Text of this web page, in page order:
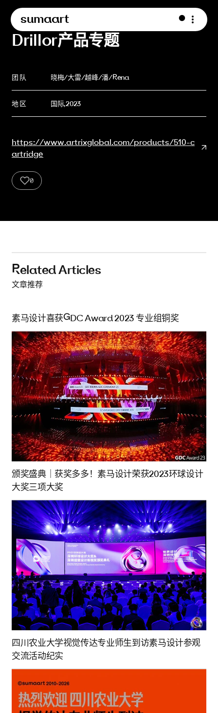
sumaart
Drillor产品专题
团 队 晓梅/大雷/越峰/潘/Rena
地 区 国际,2023
https://www.artrixglobal.com/products/510-c
artridge
0
Related Articles
文章推荐
素马设计喜获GDC Award 2023 专业组铜奖
颁奖盛典｜获奖多多！素马设计荣获2023环球设计
大奖三项大奖
四川农业大学视觉传达专业师生到访素马设计参观
交流活动纪实